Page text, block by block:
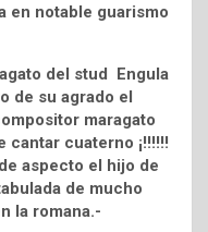
en notable guarismo
del stud Engula
de su agrado el
maragato
cantar cuaterno ¡!!!!!!
aspecto el hijo de
de mucho
la romana.-